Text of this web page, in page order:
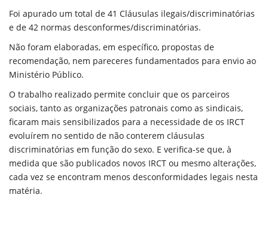
Foi apurado um total de 41 Cláusulas ilegais/discriminatórias
e de 42 normas desconformes/discriminatórias.
Não foram elaboradas, em específico, propostas de
recomendação, nem pareceres fundamentados para envio ao
Ministério Público.
O trabalho realizado permite concluir que os parceiros
sociais, tanto as organizações patronais como as sindicais,
ficaram mais sensibilizados para a necessidade de os IRCT
evoluírem no sentido de não conterem cláusulas
discriminatórias em função do sexo. E verifica-se que, à
medida que são publicados novos IRCT ou mesmo alterações,
cada vez se encontram menos desconformidades legais nesta
matéria.